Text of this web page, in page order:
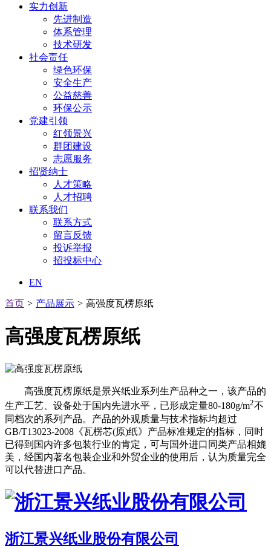
实力创新
先进制造
体系管理
技术研发
社会责任
绿色环保
安全生产
公益慈善
环保公示
党建引领
红领景兴
群团建设
志愿服务
招贤纳士
人才策略
人才招聘
联系我们
联系方式
留言反馈
投诉举报
招投标中心
EN
首页 > 产品展示 > 高强度瓦楞原纸
高强度瓦楞原纸
高强度瓦楞原纸是景兴纸业系列生产品种之一，该产品的
生产工艺、设备处于国内先进水平，已形成定量80-180g/m2不
同档次的系列产品。产品的外观质量与技术指标均超过
GB/T13023-2008《瓦楞芯(原)纸》产品标准规定的指标，同时
已得到国内许多包装行业的肯定，可与国外进口同类产品相媲
美，经国内著名包装企业和外贸企业的使用后，认为质量完全
可以代替进口产品。
浙江景兴纸业股份有限公司